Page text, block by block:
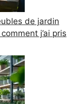
de jardin
j’ai pris